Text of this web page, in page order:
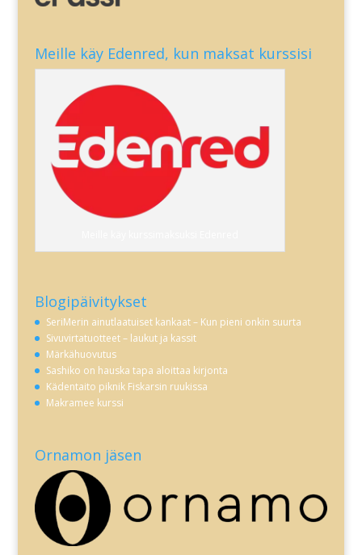
Meille käy Edenred, kun maksat kurssisi
Blogipäivitykset
SeriMerin ainutlaatuiset kankaat – Kun pieni onkin suurta
Sivuvirtatuotteet – laukut ja kassit
Märkähuovutus
Sashiko on hauska tapa aloittaa kirjonta
Kädentaito piknik Fiskarsin ruukissa
Makramee kurssi
Ornamon jäsen